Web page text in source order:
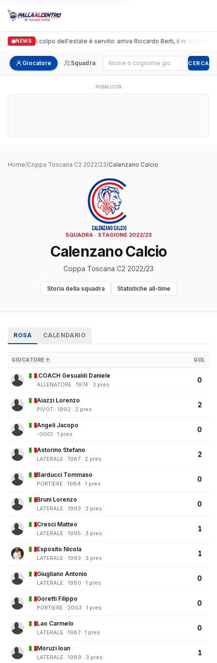
NEWS
Arpi Nova, il colpo dell'estate è servito: arriva Riccardo Berti, il re dei
Giocatore Squadra Cerca giocatore CERCA
PUBBLICITÀ
Home/Coppa Toscana C2 2022/23/Calenzano Calcio
SQUADRA · STAGIONE 2022/23
Calenzano Calcio
Coppa Toscana C2 2022/23
Storia della squadra Statistiche all-time
ROSA CALENDARIO
GIOCATORE ↑ GOL
.COACH Gesualdi Daniele
ALLENATORE · 1974 · 3 pres
0
Aiazzi Lorenzo
PIVOT · 1992 · 2 pres
2
Angeli Jacopo
-0001 · 1 pres
0
Astorino Stefano
LATERALE · 1987 · 2 pres
2
Barducci Tommaso
PORTIERE · 1984 · 1 pres
0
Bruni Lorenzo
LATERALE · 1993 · 3 pres
0
Cresci Matteo
LATERALE · 1995 · 3 pres
1
Esposito Nicola
LATERALE · 1993 · 3 pres
1
Giugliano Antonio
LATERALE · 1980 · 1 pres
0
Goretti Filippo
PORTIERE · 2003 · 1 pres
0
Lao Carmelo
LATERALE · 1987 · 1 pres
0
Moruzi Ioan
LATERALE · 1989 · 3 pres
1